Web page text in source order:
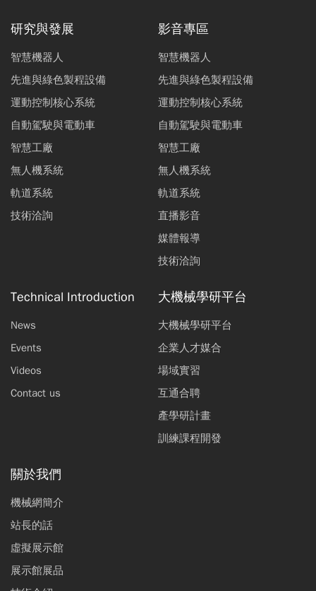
研究與發展
智慧機器人
先進與綠色製程設備
運動控制核心系統
自動駕駛與電動車
智慧工廠
無人機系統
軌道系統
技術洽詢
影音專區
智慧機器人
先進與綠色製程設備
運動控制核心系統
自動駕駛與電動車
智慧工廠
無人機系統
軌道系統
直播影音
媒體報導
技術洽詢
Technical Introduction
News
Events
Videos
Contact us
大機械學研平台
大機械學研平台
企業人才媒合
場域實習
互通合聘
產學研計畫
訓練課程開發
關於我們
機械網簡介
站長的話
虛擬展示館
展示館展品